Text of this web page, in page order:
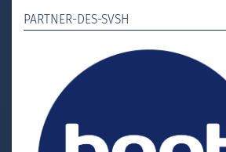
PARTNER-DES-SVSH